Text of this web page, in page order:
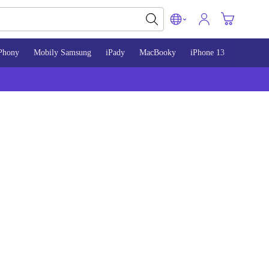
Mobily Samsung iPady MacBooky iPhone 13